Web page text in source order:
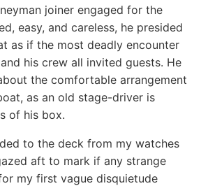
joiner engaged for the
easy, and careless, he presided
as if the most deadly encounter
his crew all invited guests. He
the comfortable arrangement
as an old stage-driver is
of his box.
to the deck from my watches
aft to mark if any strange
my first vague disquietude